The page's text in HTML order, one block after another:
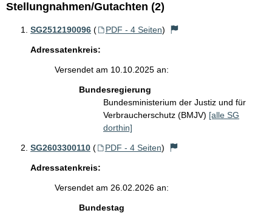
Stellungnahmen/Gutachten (2)
SG2512190096 ( PDF - 4 Seiten)
Adressatenkreis:
Versendet am 10.10.2025 an:
Bundesregierung
Bundesministerium der Justiz und für
Verbraucherschutz (BMJV) [alle SG
dorthin]
SG2603300110 ( PDF - 4 Seiten)
Adressatenkreis:
Versendet am 26.02.2026 an:
Bundestag